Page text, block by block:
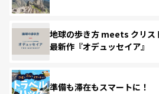
地球の歩き方 meets クリス
最新作『オデュッセイア』
準備も滞在もスマートに！